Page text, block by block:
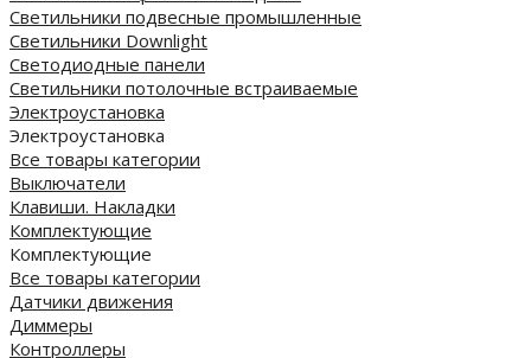
Светильники подвесные промышленные
Светильники Downlight
Светодиодные панели
Cветильники потолочные встраиваемые
Электроустановка
Электроустановка
Все товары категории
Выключатели
Клавиши. Накладки
Комплектующие
Комплектующие
Все товары категории
Датчики движения
Диммеры
Контроллеры